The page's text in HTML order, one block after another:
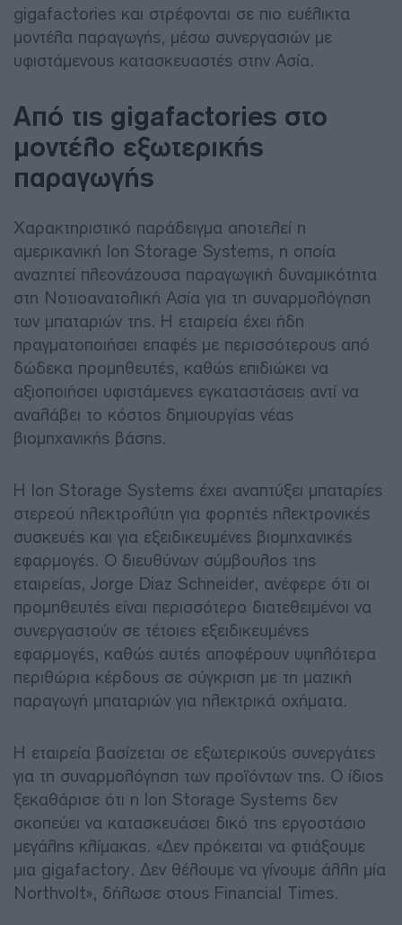
gigafactories και στρέφονται σε πιο ευέλικτα
μοντέλα παραγωγής, μέσω συνεργασιών με
υφιστάμενους κατασκευαστές στην Ασία.
Από τις gigafactories στο
μοντέλο εξωτερικής
παραγωγής
Χαρακτηριστικό παράδειγμα αποτελεί η
αμερικανική Ion Storage Systems, η οποία
αναζητεί πλεονάζουσα παραγωγική δυναμικότητα
στη Νοτιοανατολική Ασία για τη συναρμολόγηση
των μπαταριών της. Η εταιρεία έχει ήδη
πραγματοποιήσει επαφές με περισσότερους από
δώδεκα προμηθευτές, καθώς επιδιώκει να
αξιοποιήσει υφιστάμενες εγκαταστάσεις αντί να
αναλάβει το κόστος δημιουργίας νέας
βιομηχανικής βάσης.
Η Ion Storage Systems έχει αναπτύξει μπαταρίες
στερεού ηλεκτρολύτη για φορητές ηλεκτρονικές
συσκευές και για εξειδικευμένες βιομηχανικές
εφαρμογές. Ο διευθύνων σύμβουλος της
εταιρείας, Jorge Diaz Schneider, ανέφερε ότι οι
προμηθευτές είναι περισσότερο διατεθειμένοι να
συνεργαστούν σε τέτοιες εξειδικευμένες
εφαρμογές, καθώς αυτές αποφέρουν υψηλότερα
περιθώρια κέρδους σε σύγκριση με τη μαζική
παραγωγή μπαταριών για ηλεκτρικά οχήματα.
Η εταιρεία βασίζεται σε εξωτερικούς συνεργάτες
για τη συναρμολόγηση των προϊόντων της. Ο ίδιος
ξεκαθάρισε ότι η Ion Storage Systems δεν
σκοπεύει να κατασκευάσει δικό της εργοστάσιο
μεγάλης κλίμακας. «Δεν πρόκειται να φτιάξουμε
μια gigafactory. Δεν θέλουμε να γίνουμε άλλη μία
Northvolt», δήλωσε στους Financial Times.